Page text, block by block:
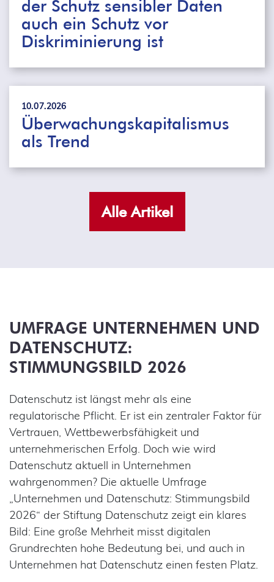
der Schutz sensibler Daten
auch ein Schutz vor
Diskriminierung ist
10.07.2026
Überwachungskapitalismus
als Trend
Alle Artikel
UMFRAGE UNTERNEHMEN UND
DATENSCHUTZ:
STIMMUNGSBILD 2026
Datenschutz ist längst mehr als eine
regulatorische Pflicht. Er ist ein zentraler Faktor für
Vertrauen, Wettbewerbsfähigkeit und
unternehmerischen Erfolg. Doch wie wird
Datenschutz aktuell in Unternehmen
wahrgenommen? Die aktuelle Umfrage
„Unternehmen und Datenschutz: Stimmungsbild
2026“ der Stiftung Datenschutz zeigt ein klares
Bild: Eine große Mehrheit misst digitalen
Grundrechten hohe Bedeutung bei, und auch in
Unternehmen hat Datenschutz einen festen Platz.